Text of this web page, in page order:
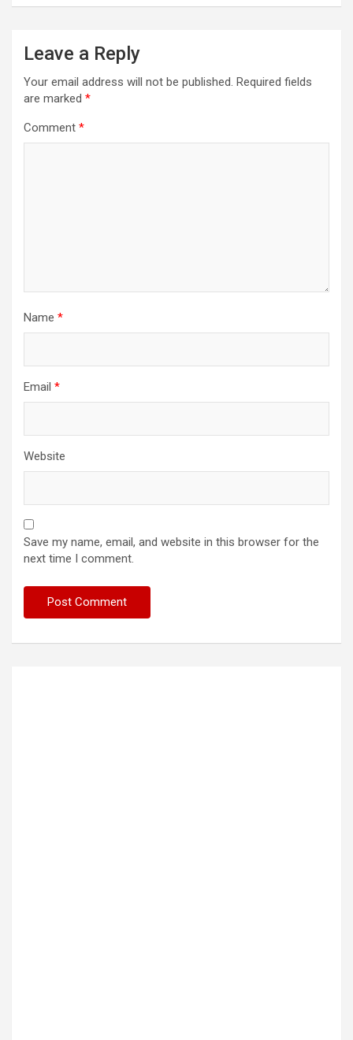
Leave a Reply
Your email address will not be published. Required fields
are marked *
Comment *
Name *
Email *
Website
Save my name, email, and website in this browser for the
next time I comment.